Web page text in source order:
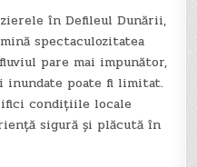
în Defileul Dunării,
spectaculozitatea
pare mai impunător,
inundate poate fi limitat.
condițiile locale
sigură și plăcută în